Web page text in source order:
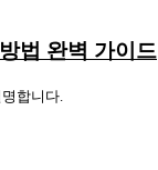
법 완벽 가이드
합니다.